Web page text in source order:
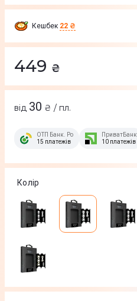
Кешбек 22 ₴
449 ₴
від 30 ₴ / пл.
ОТП Банк. Розстрочка Скибочка.
15 платежів
ПриватБанк
10 платежів
Колір